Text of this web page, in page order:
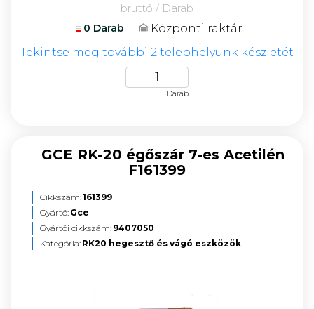
bruttó / Darab
0 Darab
Központi raktár
Tekintse meg további 2 telephelyünk készletét
Darab
GCE RK-20 égőszár 7-es Acetilén
F161399
Cikkszám:161399
Gyártó: Gce
Gyártói cikkszám: 9407050
Kategória: RK20 hegesztő és vágó eszközök